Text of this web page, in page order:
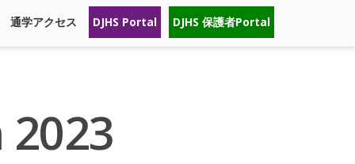
通学アクセス DJHS Portal DJHS 保護者Portal